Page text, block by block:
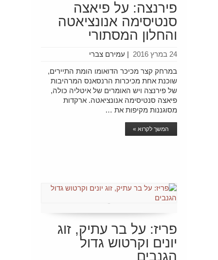
פירנצה: על פיאצה
סנטיסימה אנונציאטה
והחלון המסתורי
עמירם צברי | 24 במרץ 2016
במרחק קצר מכיכר הדואומו הומת התיירים,
שוכנת אחת מכיכרות הרנסאנס המרהיבות
של פירנצה ויש האומרים של איטליה כולה,
פיאצה סנטיסימה אנונציאטה. ארקדות
מסוגננות מקיפות את …
המשך לקרוא »
פריז: על בר עתיק, זוג
יונים וקרטוש גדול
הגנבים